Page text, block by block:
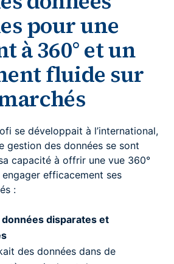
pour une
à 360° et un
fluide sur
se développait à l’international,
gestion des données se sont
capacité à offrir une vue 360°
efficacement ses
:
disparates et
des données dans de